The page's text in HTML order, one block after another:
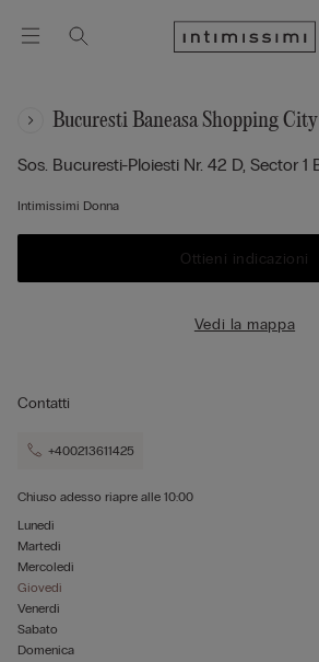
Bucuresti Baneasa Shopping City
Sos. Bucuresti-Ploiesti Nr. 42 D, Sector 1
Intimissimi Donna
Ottieni indicazioni
Vedi la mappa
Contatti
+400213611425
Chiuso adesso riapre alle 10:00
Lunedì
Martedì
Mercoledì
Giovedì
Venerdì
Sabato
Domenica